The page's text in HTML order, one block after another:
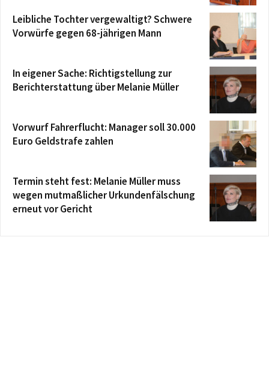
Leibliche Tochter vergewaltigt? Schwere
Vorwürfe gegen 68-jährigen Mann
In eigener Sache: Richtigstellung zur
Berichterstattung über Melanie Müller
Vorwurf Fahrerflucht: Manager soll 30.000
Euro Geldstrafe zahlen
Termin steht fest: Melanie Müller muss
wegen mutmaßlicher Urkundenfälschung
erneut vor Gericht